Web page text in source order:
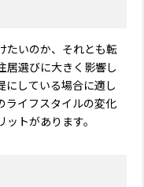
たいのか、それとも転
居選びに大きく影響し
にしている場合に適し
ライフスタイルの変化
トがあります。